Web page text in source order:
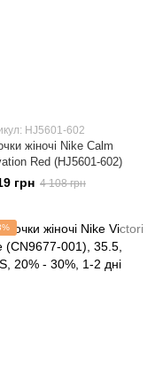
HJ5601-602
жіночі Nike Calm
Red (HJ5601-602)
грн 4 108 грн